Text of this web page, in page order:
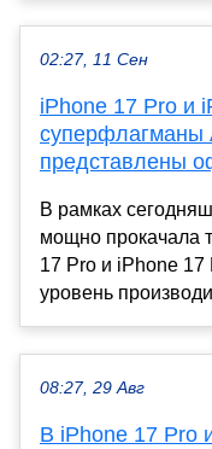
02:27, 11 Сен
iPhone 17 Pro и
суперфлагманы
представлены
В рамках
мощно прокачала
17 Pro и iPhone
уровень
08:27, 29 Авг
В iPhone 17 Pro